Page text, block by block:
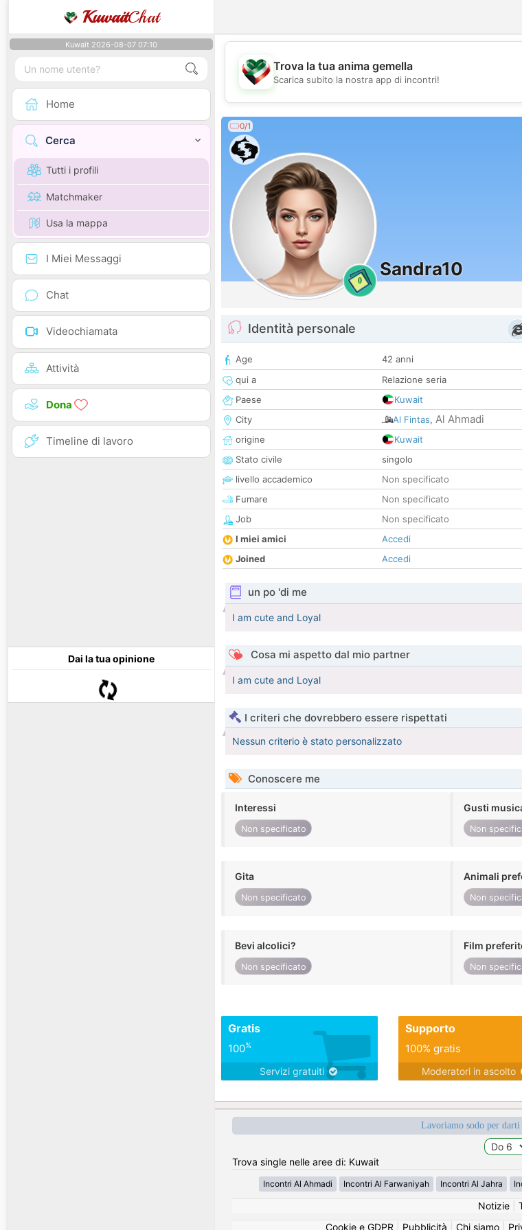
KuwaitChat
Kuwait 2026-08-07 07:10
Home
Cerca
Tutti i profili
Matchmaker
Usa la mappa
I Miei Messaggi
Chat
Videochiamata
Attività
Dona
Timeline di lavoro
Dai la tua opinione
💖
Trova la tua anima gemella
Scarica subito la nostra app di incontri!
0/1
0
Sandra10
Identità personale
Age
42 anni
qui a
Relazione seria
Paese
Kuwait
City
Al Fintas, Al Ahmadi
origine
Kuwait
Stato civile
singolo
livello accademico
Non specificato
Fumare
Non specificato
Job
Non specificato
I miei amici
Accedi
Joined
Accedi
un po 'di me
I am cute and Loyal
Cosa mi aspetto dal mio partner
I am cute and Loyal
I criteri che dovrebbero essere rispettati
Nessun criterio è stato personalizzato
Conoscere me
Interessi
Non specificato
Gusti
Non
Gita
Non specificato
Animali
Non
Bevi alcolici?
Non specificato
Film
Non
Gratis
100%
Servizi gratuiti
Supporto
100% gratis
Moderatori in ascolto
Lavoriamo sodo per
Trova single nelle aree di: Kuwait
Incontri Al Ahmadi Incontri Al Farwaniyah Incontri Al Jahra
Notizie|
Cookie e GDPR
Pubblicità Chi siamo